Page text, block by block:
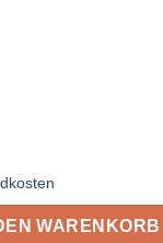
120 x 1,8 x 20 Z=
WARENKORB